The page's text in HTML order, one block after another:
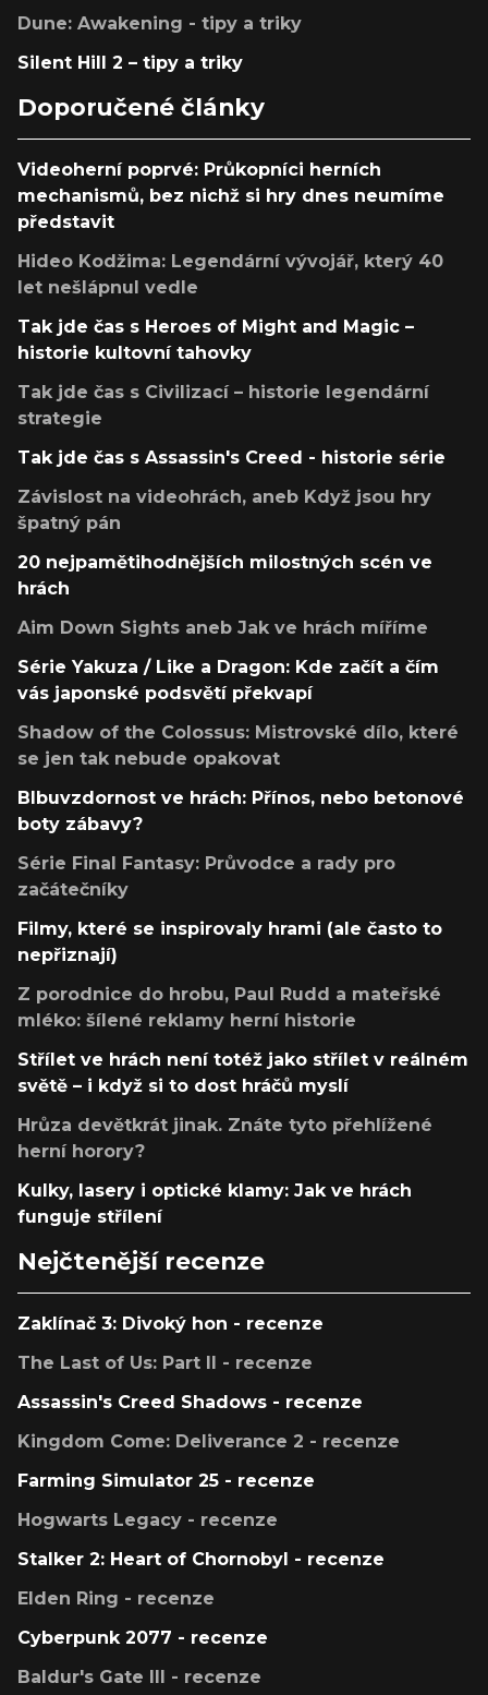
Dune: Awakening - tipy a triky
Silent Hill 2 – tipy a triky
Doporučené články
Videoherní poprvé: Průkopníci herních
mechanismů, bez nichž si hry dnes neumíme
představit
Hideo Kodžima: Legendární vývojář, který 40
let nešlápnul vedle
Tak jde čas s Heroes of Might and Magic –
historie kultovní tahovky
Tak jde čas s Civilizací – historie legendární
strategie
Tak jde čas s Assassin's Creed - historie série
Závislost na videohrách, aneb Když jsou hry
špatný pán
20 nejpamětihodnějších milostných scén ve
hrách
Aim Down Sights aneb Jak ve hrách míříme
Série Yakuza / Like a Dragon: Kde začít a čím
vás japonské podsvětí překvapí
Shadow of the Colossus: Mistrovské dílo, které
se jen tak nebude opakovat
Blbuvzdornost ve hrách: Přínos, nebo betonové
boty zábavy?
Série Final Fantasy: Průvodce a rady pro
začátečníky
Filmy, které se inspirovaly hrami (ale často to
nepřiznají)
Z porodnice do hrobu, Paul Rudd a mateřské
mléko: šílené reklamy herní historie
Střílet ve hrách není totéž jako střílet v reálném
světě – i když si to dost hráčů myslí
Hrůza devětkrát jinak. Znáte tyto přehlížené
herní horory?
Kulky, lasery i optické klamy: Jak ve hrách
funguje střílení
Nejčtenější recenze
Zaklínač 3: Divoký hon - recenze
The Last of Us: Part II - recenze
Assassin's Creed Shadows - recenze
Kingdom Come: Deliverance 2 - recenze
Farming Simulator 25 - recenze
Hogwarts Legacy - recenze
Stalker 2: Heart of Chornobyl - recenze
Elden Ring - recenze
Cyberpunk 2077 - recenze
Baldur's Gate III - recenze